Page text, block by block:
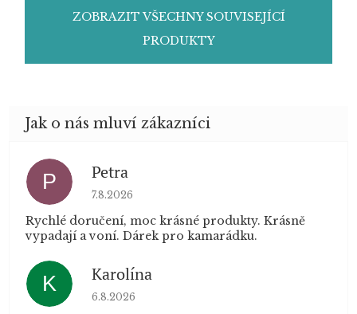
ZOBRAZIT VŠECHNY SOUVISEJÍCÍ
PRODUKTY
P Petra
Hodnocení obchodu je 5 z 5 hvězdiček.
7.8.2026
Rychlé doručení, moc krásné produkty. Krásně
vypadají a voní. Dárek pro kamarádku.
K Karolína
Hodnocení obchodu je 5 z 5 hvězdiček.
6.8.2026